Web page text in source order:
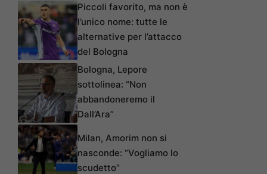
Piccoli favorito, ma non è
l’unico nome: tutte le
alternative per l’attacco
del Bologna
Bologna, Lepore
sottolinea: “Non
abbandoneremo il
Dall’Ara”
Milan, Amorim non si
nasconde: “Vogliamo lo
scudetto”